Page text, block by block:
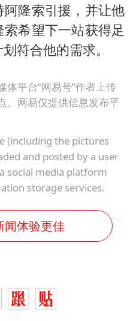
隆索引援，并让他
希望下一站获得足
符合他的需求。
体平台“网易号”作者上传
。网易仅提供信息发布平
(including the pictures
and posted by a user
social media platform
storage services.
闻体验更佳